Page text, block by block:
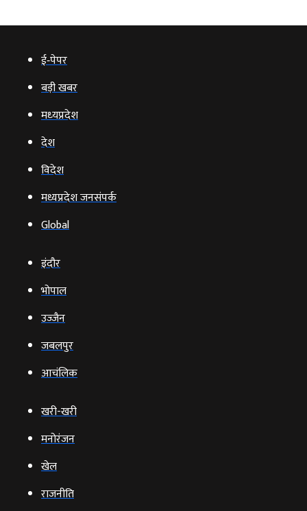
ई‑पेपर
बड़ी खबर
मध्‍यप्रदेश
देश
विदेश
मध्यप्रदेश जनसंपर्क
Global
इंदौर
भोपाल
उज्‍जैन
जबलपुर
आचंलिक
खरी-खरी
मनोरंजन
खेल
राजनीति